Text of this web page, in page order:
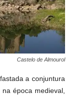
Castelo de Almourol
a conjuntura
época medieval,